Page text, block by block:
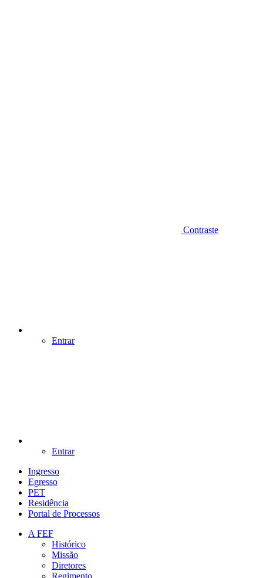
Contraste
Entrar
Entrar
Ingresso
Egresso
PET
Residência
Portal de Processos
A FEF
Histórico
Missão
Diretores
Regimento